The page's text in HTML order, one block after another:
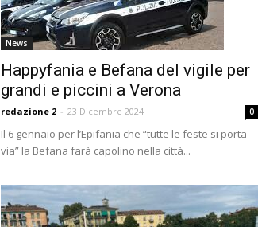
News
Happyfania e Befana del vigile per
grandi e piccini a Verona
redazione 2 - 23 Dicembre 2024 0
Il 6 gennaio per l’Epifania che “tutte le feste si porta
via” la Befana farà capolino nella città...